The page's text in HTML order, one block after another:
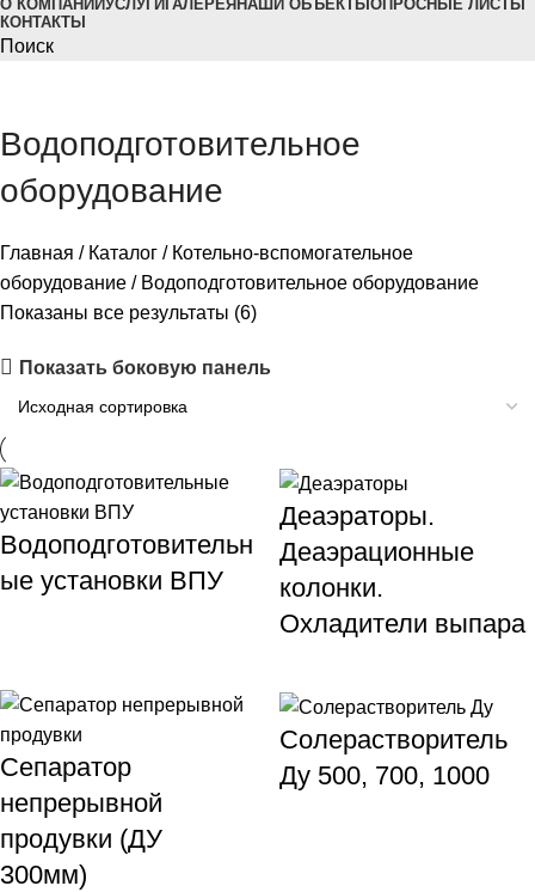
О КОМПАНИИУСЛУГИ ГАЛЕРЕЯ НАШИ ОБЪЕКТЫ ОПРОСНЫЕ ЛИСТЫ
КОНТАКТЫ
Поиск
Водоподготовительное
оборудование
Главная Каталог
Котельно-вспомогательное
оборудование
Водоподготовительное оборудование
Показаны все результаты (6)
Показать боковую панель
Водоподготовительн
ые установки ВПУ
Деаэраторы.
Деаэрационные
колонки.
Охладители выпара
Сепаратор
непрерывной
продувки (ДУ
300мм)
Солерастворитель
Ду 500, 700, 1000